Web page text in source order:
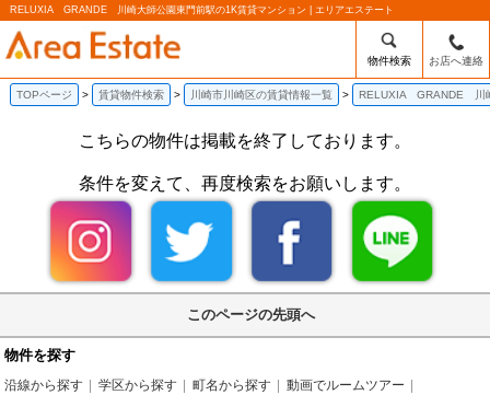
RELUXIA GRANDE 川崎大師公園東門前駅の1K賃貸マンション | エリアエステート
物件検索 お店へ連絡
TOPページ 賃貸物件検索 川崎市川崎区の賃貸情報一覧 RELUXIA GRANDE 川
こちらの物件は掲載を終了しております。
条件を変えて、再度検索をお願いします。
このページの先頭へ
物件を探す
沿線から探す 学区から探す 町名から探す
動画でルームツアー